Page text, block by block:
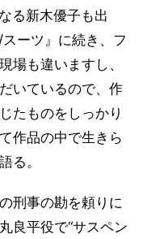
る新木優子も出
ーツ』に続き、フ
場も違いますし、
いているので、作
たものをしっかり
作品の中で生きら
る。
刑事の勘を頼りに
良平役で“サスペン